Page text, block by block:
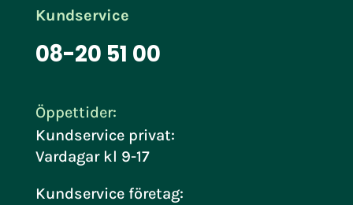
Kundservice
08-20 51 00
Öppettider:
Kundservice privat:
Vardagar kl 9-17
Kundservice företag: